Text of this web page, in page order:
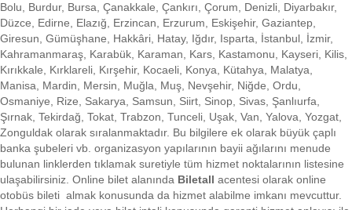
Bolu, Burdur, Bursa, Çanakkale, Çankırı, Çorum, Denizli, Diyarbakır,
Düzce, Edirne, Elazığ, Erzincan, Erzurum, Eskişehir, Gaziantep,
Giresun, Gümüşhane, Hakkâri, Hatay, Iğdır, Isparta, İstanbul, İzmir,
Kahramanmaraş, Karabük, Karaman, Kars, Kastamonu, Kayseri, Kilis,
Kırıkkale, Kırklareli, Kırşehir, Kocaeli, Konya, Kütahya, Malatya,
Manisa, Mardin, Mersin, Muğla, Muş, Nevşehir, Niğde, Ordu,
Osmaniye, Rize, Sakarya, Samsun, Siirt, Sinop, Sivas, Şanlıurfa,
Şırnak, Tekirdağ, Tokat, Trabzon, Tunceli, Uşak, Van, Yalova, Yozgat,
Zonguldak olarak sıralanmaktadır. Bu bilgilere ek olarak büyük çaplı
banka şubeleri vb. organizasyon yapılarının bayii ağılarını menude
bulunan linklerden tıklamak suretiyle tüm hizmet noktalarının listesine
ulaşabilirsiniz. Online bilet alanında Biletall acentesi olarak online
otobüs bileti almak konusunda da hizmet alabilme imkanı mevcuttur.